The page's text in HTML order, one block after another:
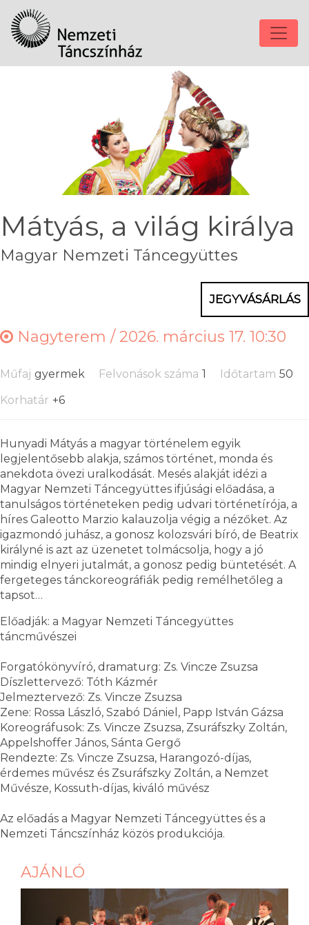
Mátyás, a világ királya
Magyar Nemzeti Táncegyüttes
JEGYVÁSÁRLÁS
Nagyterem /2026. március 17. 10:30
Műfaj gyermek Felvonások száma 1 Időtartam 50
Korhatár +6
Hunyadi Mátyás a magyar történelem egyik
legjelentősebb alakja, számos történet, monda és
anekdota övezi uralkodását. Mesés alakját idézi a
Magyar Nemzeti Táncegyüttes ifjúsági előadása, a
tanulságos történeteken pedig udvari történetírója, a
híres Galeotto Marzio kalauzolja végig a nézőket. Az
igazmondó juhász, a gonosz kolozsvári bíró, de Beatrix
királyné is azt az üzenetet tolmácsolja, hogy a jó
mindig elnyeri jutalmát, a gonosz pedig büntetését. A
fergeteges tánckoreográfiák pedig remélhetőleg a
tapsot…
Előadják: a Magyar Nemzeti Táncegyüttes
táncművészei
Forgatókönyvíró, dramaturg: Zs. Vincze Zsuzsa
Díszlettervező: Tóth Kázmér
Jelmeztervező: Zs. Vincze Zsuzsa
Zene: Rossa László, Szabó Dániel, Papp István Gázsa
Koreográfusok: Zs. Vincze Zsuzsa, Zsuráfszky Zoltán,
Appelshoffer János, Sánta Gergő
Rendezte: Zs. Vincze Zsuzsa, Harangozó-díjas,
érdemes művész és Zsuráfszky Zoltán, a Nemzet
Művésze, Kossuth-díjas, kiváló művész
Az előadás a Magyar Nemzeti Táncegyüttes és a
Nemzeti Táncszínház közös produkciója.
AJÁNLÓ